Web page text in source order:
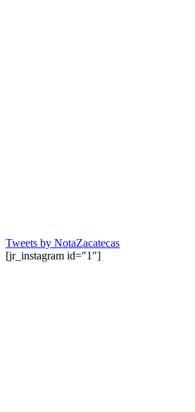
Tweets by NotaZacatecas
[jr_instagram id="1"]